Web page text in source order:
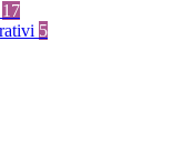
17
5